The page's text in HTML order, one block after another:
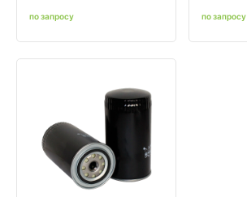
по запросу по запросу
Быстрый просмотрДобавить к сравнению
Добавить в избранное